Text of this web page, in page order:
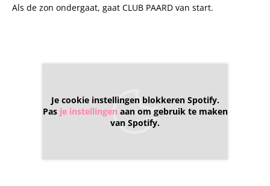
Als de zon ondergaat, gaat CLUB PAARD van start.
Je cookie instellingen blokkeren Spotify.
Pas je instellingen aan om gebruik te maken
van Spotify.